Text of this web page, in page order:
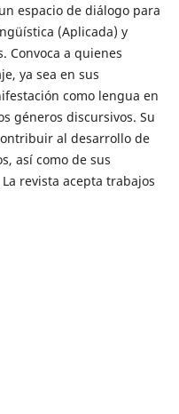
espacio de diálogo para
(Aplicada) y
Convoca a quienes
ya sea en sus
como lengua en
géneros discursivos. Su
al desarrollo de
así como de sus
revista acepta trabajos